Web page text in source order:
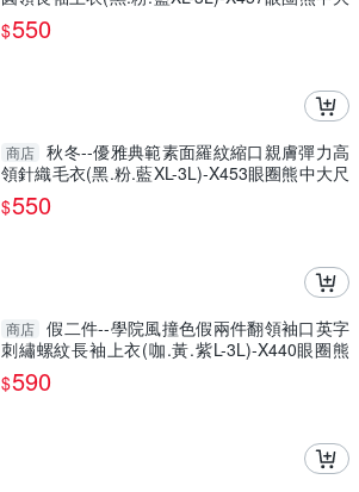
尺碼
$550
商店 秋冬--優雅典範素面羅紋縮口親膚彈力高
領針織毛衣(黑.粉.藍XL-3L)-X453眼圈熊中大尺
碼
$550
商店 假二件--學院風撞色假兩件翻領袖口英字
刺繡螺紋長袖上衣(咖.黃.紫L-3L)-X440眼圈熊
中大尺碼
$590